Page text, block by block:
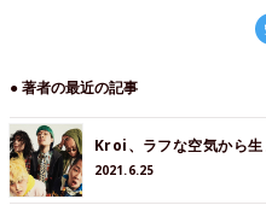
● 著者の最近の記事
Kroi、ラフな空気から
2021.6.25